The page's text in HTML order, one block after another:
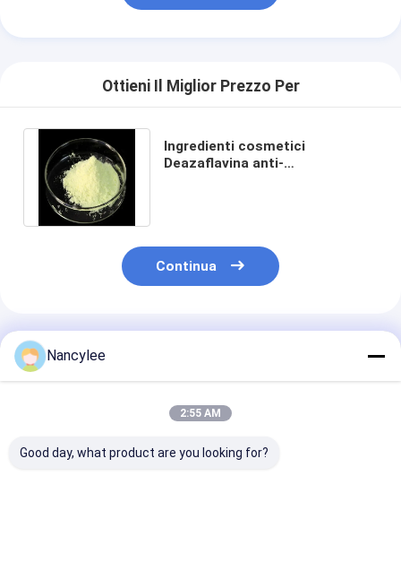
Ottieni Il Miglior Prezzo Per
Ingredienti cosmetici
Deazaflavina anti-
Continua
Prodotti Raccomandati
Nancylee
2:55 AM
Good day, what product are you looking for?